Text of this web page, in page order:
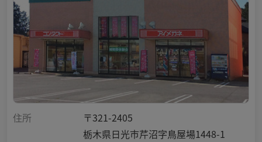
住所
〒321-2405
栃木県日光市芹沼字鳥屋場1448-1